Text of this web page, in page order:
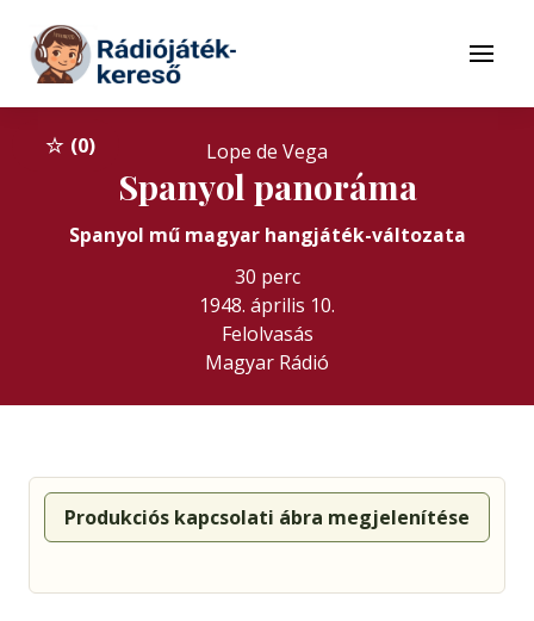
Tovább a tartalomhoz
Menü
0 Lope de Vega
Spanyol panoráma
Spanyol mű magyar hangjáték-változata
30 perc
1948. április 10.
Felolvasás
Magyar Rádió
Produkciós kapcsolati ábra megjelenítése